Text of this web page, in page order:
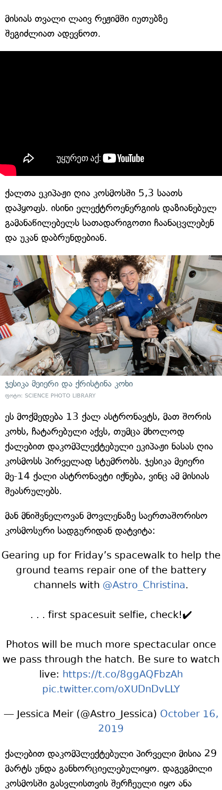
მისიას თვალი ლაივ რეჟიმში იუთუბზე
შეგიძლიათ ადევნოთ.
ქალთა ეკიპაჟი ღია კოსმოსში 5,3 საათს
დაჰყოფს. ისინი ელექტროენერგიის დაზიანებულ
გამანაწილებელს სათადარიგოთი ჩაანაცვლებენ
და უკან დაბრუნდებიან.
ჯესიკა მეიერი და ქრისტინა კოხი
ფოტო: SCIENCE PHOTO LIBRARY
ეს მოქმედება 13 ქალ ასტრონავტს, მათ შორის
კოხს, ჩატარებული აქვს, თუმცა მხოლოდ
ქალებით დაკომპლექტებული ეკიპაჟი ნასას ღია
კოსმოსს პირველად სტუმრობს. ჯესიკა მეიერი
მე-14 ქალი ასტრონავტი იქნება, ვინც ამ მისიას
შეასრულებს.
მან მნიშვნელოვან მოვლენაზე საერთაშორისო
კოსმოსური სადგურიდან დატვიტა:
Gearing up for Friday’s spacewalk to help the
ground teams repair one of the battery
channels with @Astro_Christina.
. . . first spacesuit selfie, check!✔️
Photos will be much more spectacular once
we pass through the hatch. Be sure to watch
live: https://t.co/8ggAQFbzAh
pic.twitter.com/oXUDnDvLLY
— Jessica Meir (@Astro_Jessica) October 16,
2019
ქალებით დაკომპლექტებული პირველი მისია 29
მარტს უნდა განხორციელებულიყო. დაგეგმილი
კოსმოსში გასვლისთვის შერჩეული იყო ანა